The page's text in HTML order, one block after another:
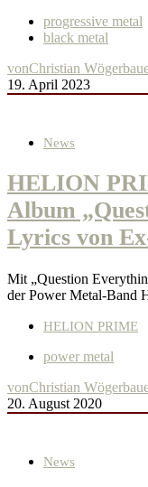
progressive metal
black metal
vonChristian
19. April 2023
News
HELION
Album
Lyrics von
Mit „Question
der Power Metal-Band
HELION PRIME
power metal
vonChristian
20. August 2020
News